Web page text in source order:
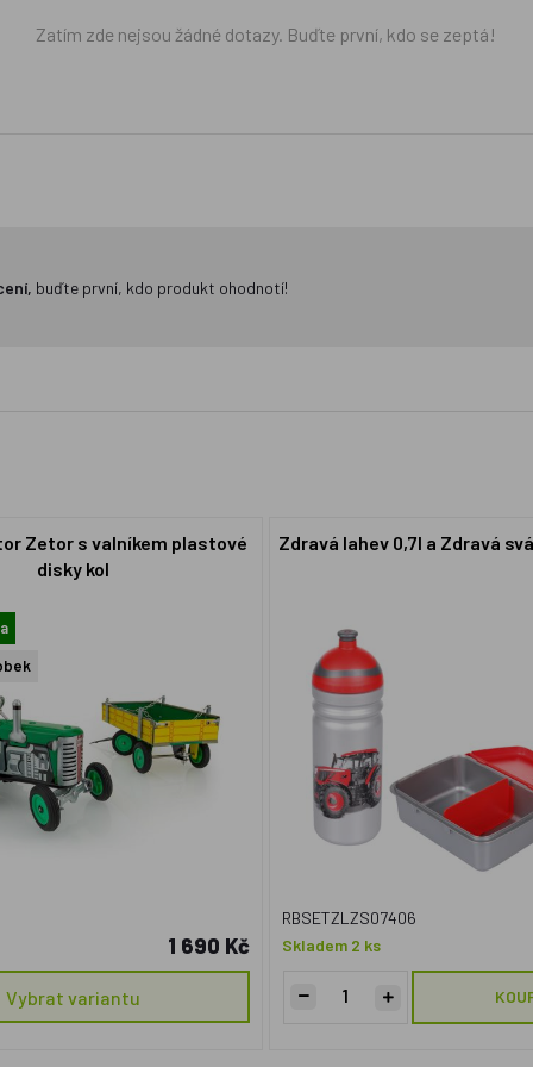
Zatím zde nejsou žádné dotazy. Buďte první, kdo se zeptá!
buďte první, kdo produkt ohodnotí!
Zetor s valníkem plastové
disky kol
1 690 Kč
Vybrat variantu
Zdravá lahev 0,7l a Zdravá
RBSETZLZS07406
Skladem 2 ks